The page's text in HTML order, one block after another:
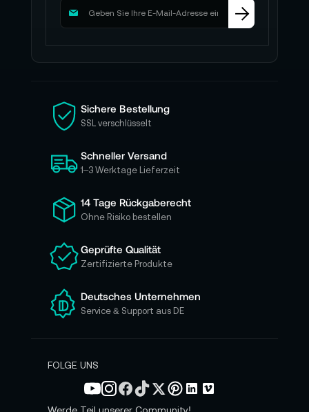
M
d
i
e
s
c
h
ü
r
u
e
e
n
N
s
Sichere Bestellung
SSL verschlüsselt
Schneller Versand
1–3 Werktage Lieferzeit
14 Tage Rückgaberecht
Ohne Risiko bestellen
Geprüfte Qualität
Zertifizierte Produkte
Deutsches Unternehmen
Service & Support aus DE
FOLGE UNS